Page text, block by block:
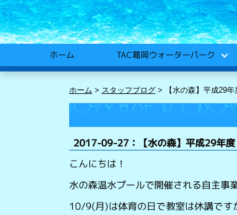
ホーム TAC葛岡ウォーターパーク
ホーム > スタッフブログ > 【水の森】平成29
2017-09-27：【水の森】平成29年度
こんにちは！
水の森温水プールで開催される自主事
10/9(月)は体育の日で教室は休講です